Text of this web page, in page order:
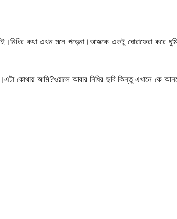
কথা এখন মনে পড়েনা।আজকে একটু ঘোরাফেরা করে
কোথায় আমি?ওয়ালে আবার নিধির ছবি কিন্তু এখানে কে